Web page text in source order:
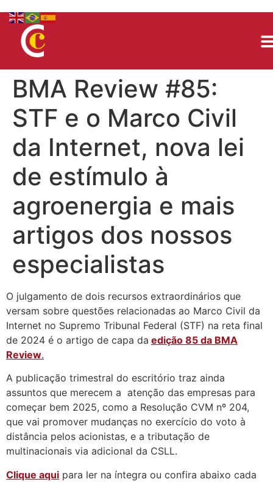
BMA Review #85:
STF e o Marco Civil
da Internet, nova lei
de estímulo à
agroenergia e mais
artigos dos nossos
especialistas
O julgamento de dois recursos extraordinários que
versam sobre questões relacionadas ao Marco Civil da
Internet no Supremo Tribunal Federal (STF) na reta final
de 2024 é o artigo de capa da edição 85 da BMA
Review.
A publicação trimestral do escritório traz ainda
assuntos que merecem a atenção das empresas para
começar bem 2025, como a Resolução CVM nº 204,
que vai promover mudanças no exercício do voto à
distância pelos acionistas, e a tributação de
multinacionais via adicional da CSLL.
Clique aqui para ler na íntegra ou confira abaixo cada